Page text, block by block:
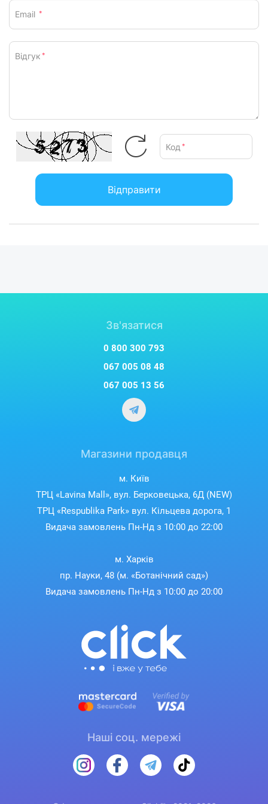
Email *
Відгук *
Код *
Відправити
Зв'язатися
0 800 300 793
067 005 08 48
067 005 13 56
Магазини продавця
м. Київ
ТРЦ «Lavina Mall», вул. Берковецька, 6Д (NEW)
ТРЦ «Respublika Park» вул. Кільцева дорога, 1
Видача замовлень Пн-Нд з 10:00 до 22:00
м. Харків
пр. Науки, 48 (м. «Ботанічний сад»)
Видача замовлень Пн-Нд з 10:00 до 20:00
Наші соц. мережі